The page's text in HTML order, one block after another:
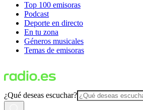
Top 100 emisoras
Podcast
Deporte en directo
En tu zona
Géneros musicales
Temas de emisoras
¿Qué deseas escuchar?